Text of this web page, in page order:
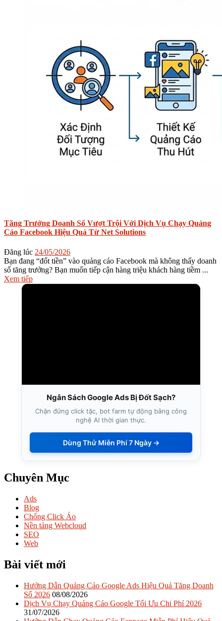
Tăng Trưởng Doanh Số Vượt Trội Với Dịch Vụ Chạy Quảng
Cáo Facebook Hiệu Quả Từ Net Solutions
Đăng lúc 24/05/2026
Bạn đang “đốt tiền” vào quảng cáo Facebook mà không thấy doanh
số tăng trưởng? Bạn muốn tiếp cận hàng triệu khách hàng tiềm ...
Xem tiếp
Ngân Sách Google Ads Bị Đốt Sạch?
Chặn đứng click tặc, bot farm tự động bằng công
nghệ AI thời gian thực.
Dùng Thử Miễn Phí 7 Ngày →
Chuyên Mục
Ads
Blog
Chống Click Ảo
Nền tảng Webcloud
SEO
Web
Bài viết mới
Hướng Dẫn Quảng Cáo Google Ads Hiệu Quả Tăng Doanh
Số 2026 08/08/2026
Dịch Vụ Chạy Quảng Cáo Google Tối Ưu Chi Phí 2026
31/07/2026